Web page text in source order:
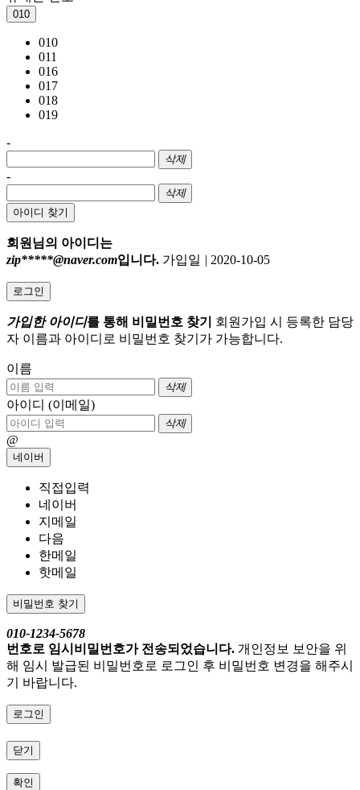
010
010
011
016
017
018
019
-
삭제
-
삭제
아이디 찾기
회원님의 아이디는
zip*****@naver.com입니다. 가입일 | 2020-10-05
로그인
가입한 아이디를 통해 비밀번호 찾기
회원가입 시 등록한 담당
자 이름과 아이디로 비밀번호 찾기가 가능합니다.
이름
삭제
아이디 (이메일)
삭제
@
네이버
직접입력
네이버
지메일
다음
한메일
핫메일
비밀번호 찾기
010-1234-5678
번호로 임시비밀번호가 전송되었습니다. 개인정보 보안을 위
해 임시 발급된 비밀번호로 로그인 후 비밀번호 변경을 해주시
기 바랍니다.
로그인
닫기
확인